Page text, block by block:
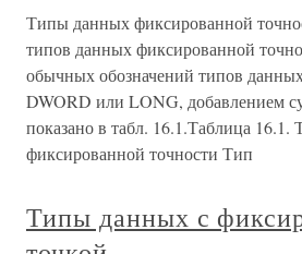
Типы данных фиксированной
типов данных фиксированной
обычных обозначений типов
DWORD или LONG, добавлением
показано в табл. 16.1.Таблица
фиксированной точности Тип
Типы данных с